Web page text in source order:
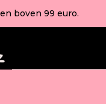
boven 99 euro.